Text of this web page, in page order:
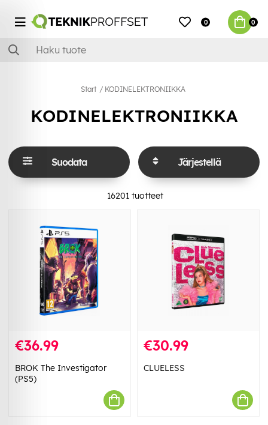
0 0
Start KODINELEKTRONIIKKA
KODINELEKTRONIIKKA
Suodata Järjestellä
16201 tuotteet
€36.99
BROK The Investigator
(PS5)
€30.99
CLUELESS